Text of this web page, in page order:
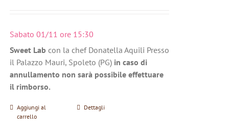
Sabato 01/11 ore 15:30
Sweet Lab con la chef Donatella Aquili Presso
il Palazzo Mauri, Spoleto (PG) in caso di
annullamento non sarà possibile effettuare
il rimborso.
Aggiungi al
carrello
Dettagli